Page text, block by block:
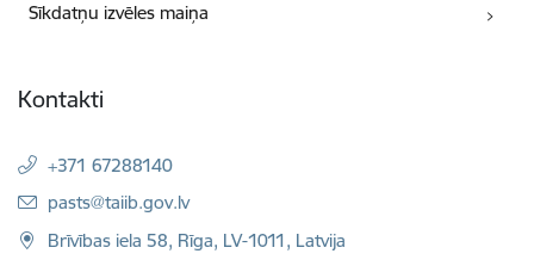
Sīkdatņu izvēles maiņa
Kontakti
+371 67288140
E-pasts:
pasts@taiib.gov.lv
Brīvības iela 58, Rīga, LV-1011, Latvija